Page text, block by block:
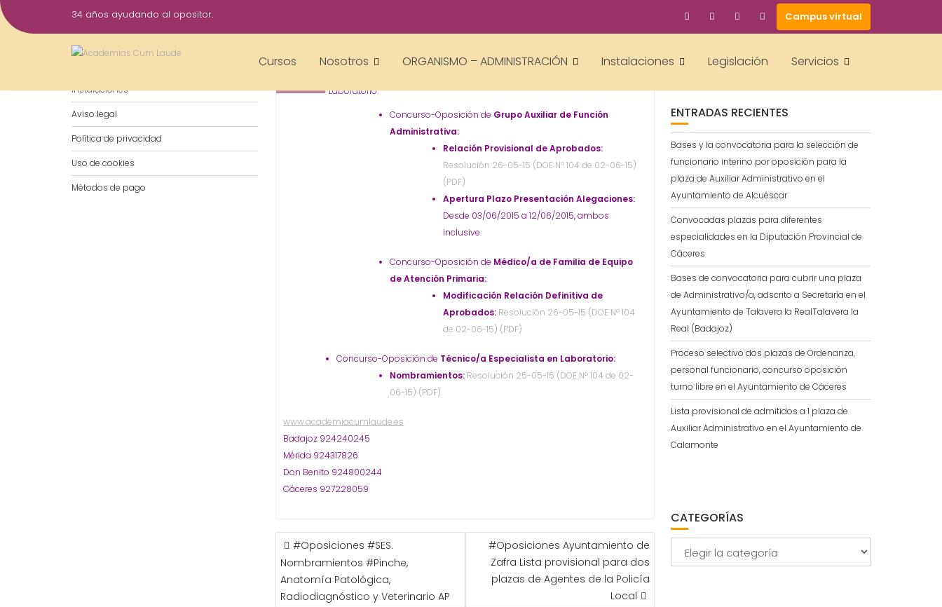
Saltar
al
34 años ayudando al opositor. Campus virtual
Cursos Nosotros ORGANISMO – ADMINISTRACIÓN Instalaciones Legislación Servicios
2 academiacumlaudeoposiciones
Prensa
Laboratorio.
Concurso-Oposición de Grupo Auxiliar de Función
Administrativa:
Relación Provisional de Aprobados:
Resolución 26-05-15 (DOE Nº 104 de 02-06-15)
(PDF)
Apertura Plazo Presentación Alegaciones:
Desde 03/06/2015 a 12/06/2015, ambos
inclusive.
Concurso-Oposición de Médico/a de Familia de Equipo
de Atención Primaria:
Modificación Relación Definitiva de
Aprobados: Resolución 26-05-15 (DOE Nº 104
de 02-06-15) (PDF)
Concurso-Oposición de Técnico/a Especialista en Laboratorio:
Nombramientos: Resolución 25-05-15 (DOE Nº 104 de 02-
06-15) (PDF)
www.academiacumlaude.es
Badajoz 924240245
Mérida 924317826
Don Benito 924800244
Cáceres 927228059
NAVEGACIÓN
DE
ENTRADAS
#Oposiciones #SES.
Nombramientos #Pinche,
Anatomía Patológica,
Radiodiagnóstico y Veterinario AP
#Oposiciones Ayuntamiento de
Zafra Lista provisional para dos
plazas de Agentes de la Policía
Local
Instalaciones
Aviso legal
Política de privacidad
Uso de cookies
Métodos de pago
ENTRADAS RECIENTES
Bases y la convocatoria para la selección de
funcionario interino por oposición para la
plaza de Auxiliar Administrativo en el
Ayuntamiento de Alcuéscar
Convocadas plazas para diferentes
especialidades en la Diputación Provincial de
Cáceres
Bases de convocatoria para cubrir una plaza
de Administrativo/a, adscrito a Secretaría en el
Ayuntamiento de Talavera la RealTalavera la
Real (Badajoz)
Proceso selectivo dos plazas de Ordenanza,
personal funcionario, concurso oposición
turno libre en el Ayuntamiento de Cáceres
Lista provisional de admitidos a 1 plaza de
Auxiliar Administrativo en el Ayuntamiento de
Calamonte
CATEGORÍAS